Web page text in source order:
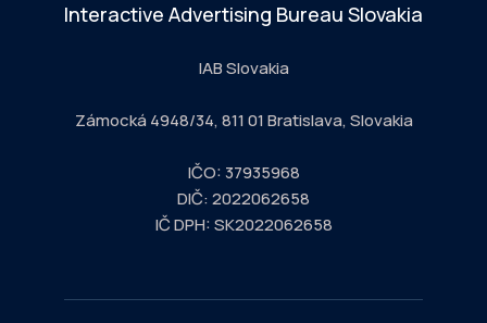
Interactive Advertising Bureau Slovakia
IAB Slovakia
Zámocká 4948/34, 811 01 Bratislava, Slovakia
IČO: 37935968
DIČ: 2022062658
IČ DPH: SK2022062658